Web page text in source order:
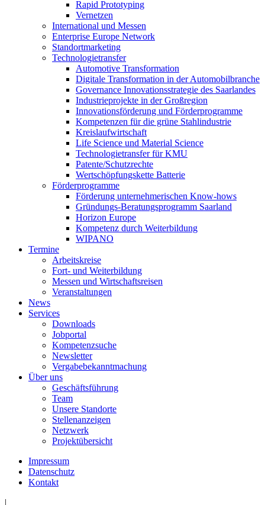
Rapid Prototyping
Vernetzen
International und Messen
Enterprise Europe Network
Standortmarketing
Technologietransfer
Automotive Transformation
Digitale Transformation in der Automobilbranche
Governance Innovationsstrategie des Saarlandes
Industrieprojekte in der Großregion
Innovationsförderung und Förderprogramme
Kompetenzen für die grüne Stahlindustrie
Kreislaufwirtschaft
Life Science und Material Science
Technologietransfer für KMU
Patente/Schutzrechte
Wertschöpfungskette Batterie
Förderprogramme
Förderung unternehmerischen Know-hows
Gründungs-Beratungsprogramm Saarland
Horizon Europe
Kompetenz durch Weiterbildung
WIPANO
Termine
Arbeitskreise
Fort- und Weiterbildung
Messen und Wirtschaftsreisen
Veranstaltungen
News
Services
Downloads
Jobportal
Kompetenzsuche
Newsletter
Vergabebekanntmachung
Über uns
Geschäftsführung
Team
Unsere Standorte
Stellenanzeigen
Netzwerk
Projektübersicht
Impressum
Datenschutz
Kontakt
|